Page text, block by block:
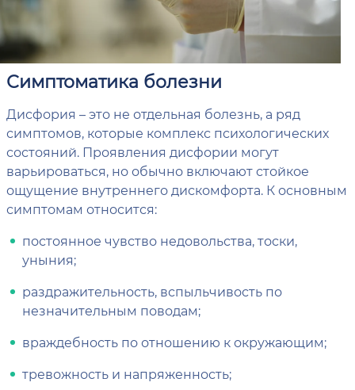
Симптоматика болезни
Дисфория – это не отдельная болезнь, а ряд
симптомов, которые комплекс психологических
состояний. Проявления дисфории могут
варьироваться, но обычно включают стойкое
ощущение внутреннего дискомфорта. К основным
симптомам относится:
постоянное чувство недовольства, тоски,
уныния;
раздражительность, вспыльчивость по
незначительным поводам;
враждебность по отношению к окружающим;
тревожность и напряженность;